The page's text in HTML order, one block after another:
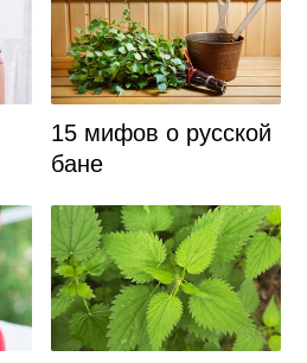
15 мифов о русской
бане